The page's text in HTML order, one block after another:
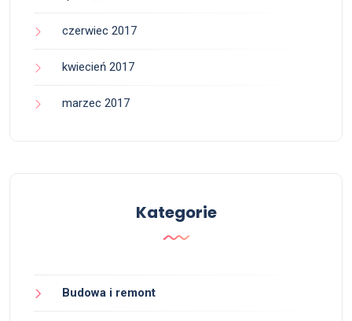
czerwiec 2017
kwiecień 2017
marzec 2017
Kategorie
Budowa i remont